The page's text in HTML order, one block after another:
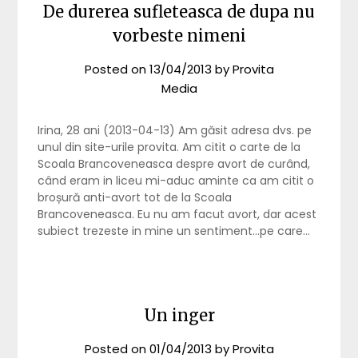
De durerea sufleteasca de dupa nu
vorbeste nimeni
Posted on13/04/2013 byProvita
Media
Irina, 28 ani (2013-04-13) Am găsit adresa dvs. pe
unul din site-urile provita. Am citit o carte de la
Scoala Brancoveneasca despre avort de curând,
când eram in liceu mi-aduc aminte ca am citit o
broșură anti-avort tot de la Scoala
Brancoveneasca. Eu nu am facut avort, dar acest
subiect trezeste in mine un sentiment…pe care…
Un inger
Posted on01/04/2013 byProvita